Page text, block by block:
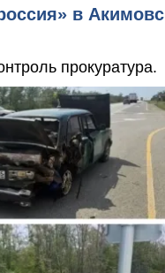
в
прокуратура.